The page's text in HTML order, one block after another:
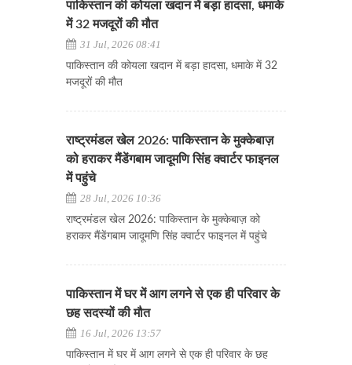
पाकिस्तान की कोयला खदान में बड़ा हादसा, धमाके
में 32 मजदूरों की मौत
31 Jul, 2026 08:41
पाकिस्तान की कोयला खदान में बड़ा हादसा, धमाके में 32
मजदूरों की मौत
राष्ट्रमंडल खेल 2026: पाकिस्तान के मुक्केबाज़
को हराकर मैंडेंगबाम जादूमणि सिंह क्वार्टर फाइनल
में पहुंचे
28 Jul, 2026 10:36
राष्ट्रमंडल खेल 2026: पाकिस्तान के मुक्केबाज़ को
हराकर मैंडेंगबाम जादूमणि सिंह क्वार्टर फाइनल में पहुंचे
पाकिस्तान में घर में आग लगने से एक ही परिवार के
छह सदस्यों की मौत
16 Jul, 2026 13:57
पाकिस्तान में घर में आग लगने से एक ही परिवार के छह